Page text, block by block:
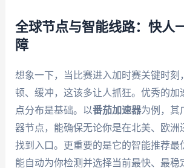
全球节点与智能线路：快人
障
想象一下，当比赛进入加时赛关键时刻
顿、缓冲，这该多让人抓狂。优秀的加
点分布是基础。以番茄加速器为例，其
器节点，能确保无论你是在北美、欧洲
找到入口。更重要的是它的智能推荐最
能自动为你检测并选择当前最快、最稳